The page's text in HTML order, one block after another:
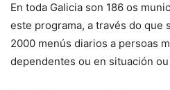
En toda Galicia son 186 os
este programa, a través do que
2000 menús diarios a persoas
dependentes ou en situación